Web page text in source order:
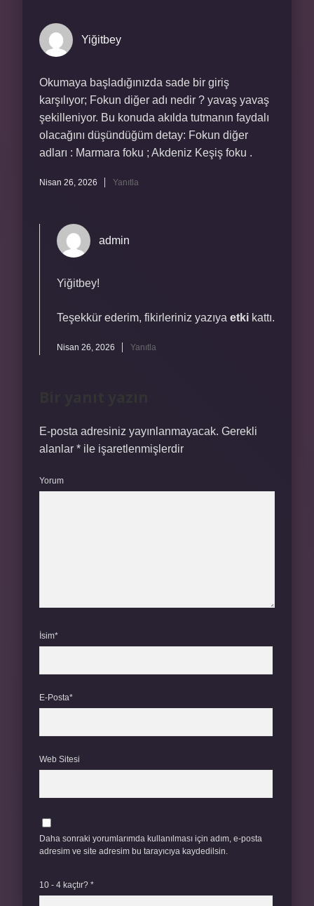
Yiğitbey
Okumaya başladığınızda sade bir giriş
karşılıyor; Fokun diğer adı nedir ? yavaş yavaş
şekilleniyor. Bu konuda akılda tutmanın faydalı
olacağını düşündüğüm detay: Fokun diğer
adları : Marmara foku ; Akdeniz Keşiş foku .
Nisan 26, 2026 Yanıtla
admin
Yiğitbey!
Teşekkür ederim, fikirleriniz yazıya etki kattı.
Nisan 26, 2026 Yanıtla
E-posta adresiniz yayınlanmayacak. Gerekli
alanlar * ile işaretlenmişlerdir
Yorum
İsim*
E-Posta*
Web Sitesi
Daha sonraki yorumlarımda kullanılması için adım, e-posta
adresim ve site adresim bu tarayıcıya kaydedilsin.
10 - 4 kaçtır? *